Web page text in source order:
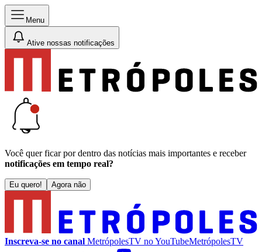
Menu
Ative nossas notificações
Você quer ficar por dentro das notícias mais importantes e receber
notificações em tempo real?
Eu quero! Agora não
Inscreva-se no canal MetrópolesTV noYouTubeMetrópolesTV